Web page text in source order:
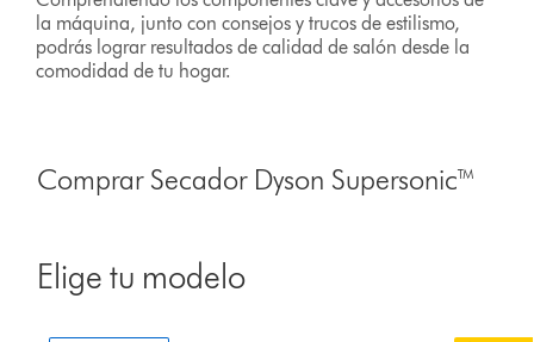
la máquina, junto con consejos y trucos de estilismo,
podrás lograr resultados de calidad de salón desde la
comodidad de tu hogar.
Comprar Secador Dyson Supersonic™
Elige tu modelo